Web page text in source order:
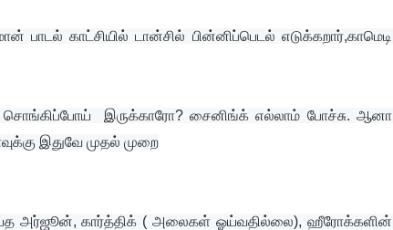
பாடல் காட்சியில் டான்சில் பின்னிப்பெடல் எடுக்கறார்,காமெடி
இருக்காரோ? சைனிங்க் எல்லாம் போச்சு. ஆனா
இதுவே முதல் முறை
அர்ஜூன், கார்த்திக் ( அலைகள் ஓய்வதில்லை), ஹீரோக்களின்